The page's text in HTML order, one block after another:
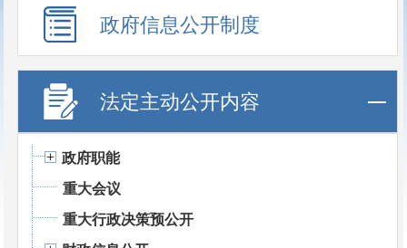
政府信息公开制度
法定主动公开内容
政府职能
重大会议
重大行政决策预公开